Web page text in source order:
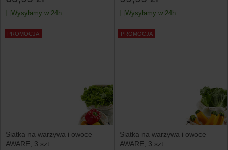
Wysyłamy w 24h Wysyłamy w 24h
PROMOCJA
Siatka na warzywa i owoce
AWARE, 3 szt.
PROMOCJA
Siatka na warzywa i owoce
AWARE, 3 szt.